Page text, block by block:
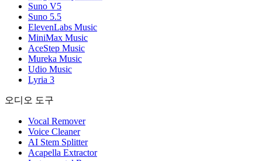
Suno V5
Suno 5.5
ElevenLabs Music
MiniMax Music
AceStep Music
Mureka Music
Udio Music
Lyria 3
오디오 도구
Vocal Remover
Voice Cleaner
AI Stem Splitter
Acapella Extractor